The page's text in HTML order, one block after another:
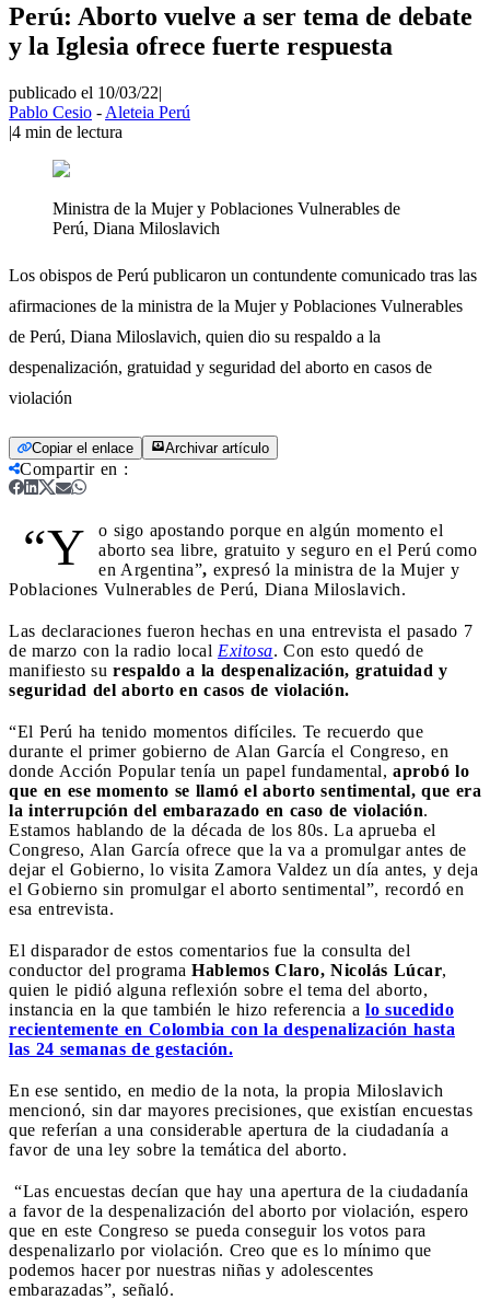
Perú: Aborto vuelve a ser tema de debate
y la Iglesia ofrece fuerte respuesta
publicado el 10/03/22|
Pablo Cesio - Aleteia Perú
|4 min de lectura
Ministra de la Mujer y Poblaciones Vulnerables de
Perú, Diana Miloslavich
Los obispos de Perú publicaron un contundente comunicado tras las
afirmaciones de la ministra de la Mujer y Poblaciones Vulnerables
de Perú, Diana Miloslavich, quien dio su respaldo a la
despenalización, gratuidad y seguridad del aborto en casos de
violación
Copiar el enlace Archivar artículo
Compartir en :
“Y
o sigo apostando porque en algún momento el
aborto sea libre, gratuito y seguro en el Perú como
en Argentina”, expresó la ministra de la Mujer y
Poblaciones Vulnerables de Perú, Diana Miloslavich.
Las declaraciones fueron hechas en una entrevista el pasado 7
de marzo con la radio local Exitosa. Con esto quedó de
manifiesto su respaldo a la despenalización, gratuidad y
seguridad del aborto en casos de violación.
“El Perú ha tenido momentos difíciles. Te recuerdo que
durante el primer gobierno de Alan García el Congreso, en
donde Acción Popular tenía un papel fundamental, aprobó lo
que en ese momento se llamó el aborto sentimental, que era
la interrupción del embarazado en caso de violación.
Estamos hablando de la década de los 80s. La aprueba el
Congreso, Alan García ofrece que la va a promulgar antes de
dejar el Gobierno, lo visita Zamora Valdez un día antes, y deja
el Gobierno sin promulgar el aborto sentimental”, recordó en
esa entrevista.
El disparador de estos comentarios fue la consulta del
conductor del programa Hablemos Claro, Nicolás Lúcar,
quien le pidió alguna reflexión sobre el tema del aborto,
instancia en la que también le hizo referencia a lo sucedido
recientemente en Colombia con la despenalización hasta
las 24 semanas de gestación.
En ese sentido, en medio de la nota, la propia Miloslavich
mencionó, sin dar mayores precisiones, que existían encuestas
que referían a una considerable apertura de la ciudadanía a
favor de una ley sobre la temática del aborto.
“Las encuestas decían que hay una apertura de la ciudadanía
a favor de la despenalización del aborto por violación, espero
que en este Congreso se pueda conseguir los votos para
despenalizarlo por violación. Creo que es lo mínimo que
podemos hacer por nuestras niñas y adolescentes
embarazadas”, señaló.